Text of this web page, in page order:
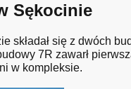
Sękocinie
się z dwóch
7R zawarł
w kompleksie.